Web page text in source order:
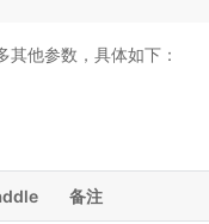
他参数，具体如下：
备注